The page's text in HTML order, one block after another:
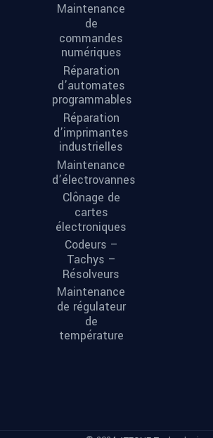
Maintenance
de
commandes
numériques
Réparation
d’automates
programmables
Réparation
d’imprimantes
industrielles
Maintenance
d’électrovannes
Clônage de
cartes
électroniques
Codeurs –
Tachys –
Résolveurs
Maintenance
de régulateur
de
température